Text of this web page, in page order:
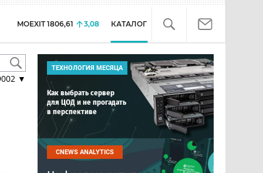
MOEXIT 1806,61 3,08 КАТАЛОГ
▼
ТЕХНОЛОГИЯ МЕСЯЦА
Как выбрать сервер
для ЦОД и не прогадать
в перспективе
CNEWS ANALYTICS